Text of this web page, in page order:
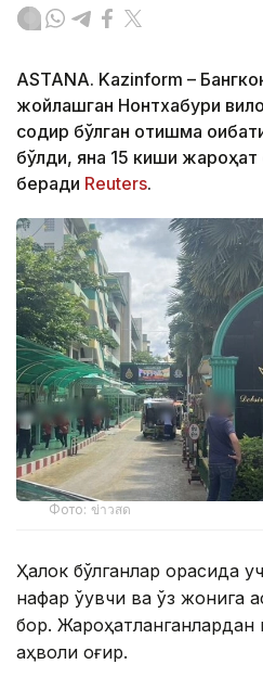
ASTANA. Kazinform –
жойлашган Нонтхабури
содир бўлган отишма
бўлди, яна 15 киши
беради Reuters.
Фото: ข่าวสด
Ҳалок бўлганлар орасида
нафар ўқувчи ва ўз жонига
бор. Жароҳатланганлардан
аҳволи оғир.